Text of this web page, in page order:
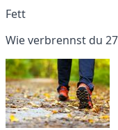
Fett
Wie verbrennst du